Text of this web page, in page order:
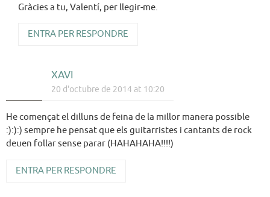
Gràcies a tu, Valentí, per llegir-me.
ENTRA PER RESPONDRE
XAVI
20 d'octubre de 2014 at 10:20
He començat el dilluns de feina de la millor manera possible
:):):) sempre he pensat que els guitarristes i cantants de rock
deuen follar sense parar (HAHAHAHA!!!!)
ENTRA PER RESPONDRE